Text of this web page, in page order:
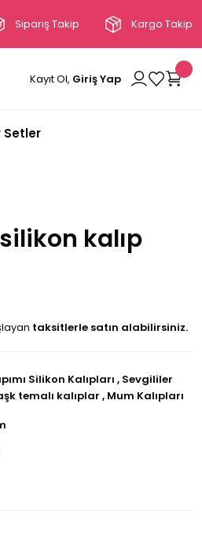
Sipariş Takip Kargo Takip
Kayıt Ol, Giriş Yap
Setler
kalıp
taksitlerle satın alabilirsiniz.
Silikon Kalıpları , Sevgililer
temalı kalıplar , Mum Kalıpları